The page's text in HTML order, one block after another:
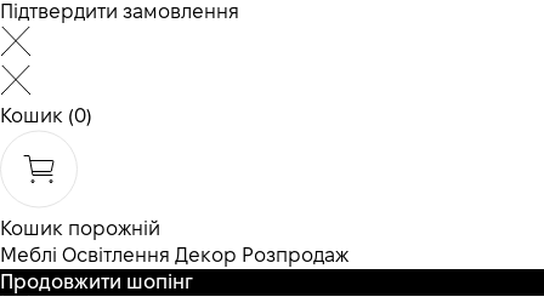
Підтвердити замовлення
Кошик (0)
Кошик порожній
Меблі Освітлення Декор Розпродаж
Продовжити шопінг